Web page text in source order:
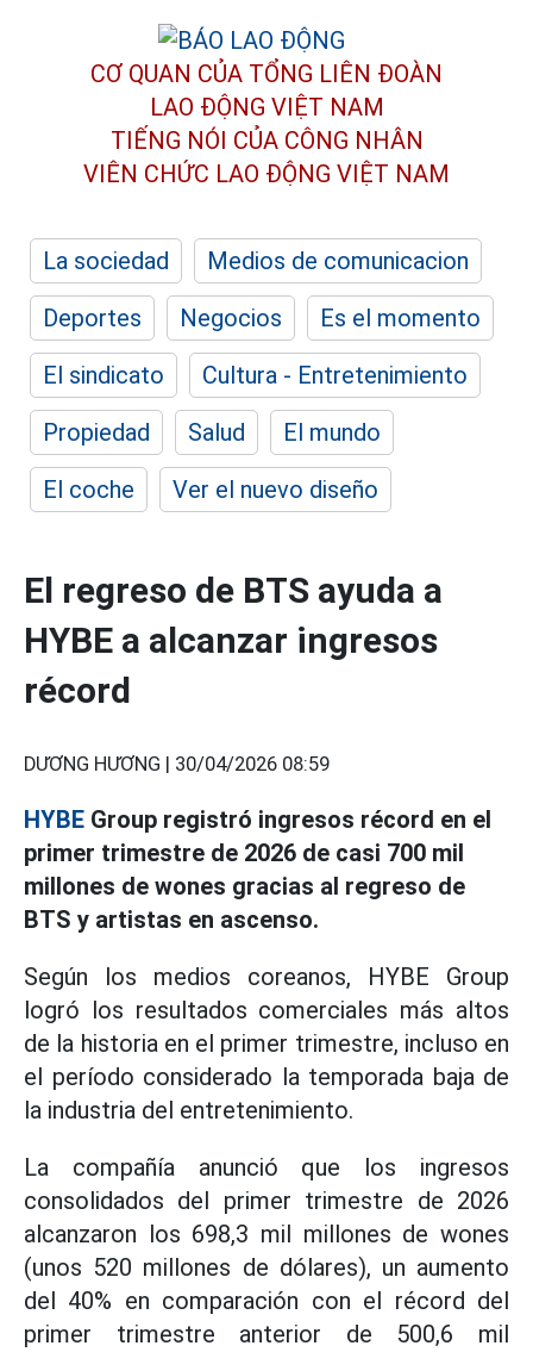
CƠ QUAN CỦA TỔNG LIÊN ĐOÀN
LAO ĐỘNG VIỆT NAM
TIẾNG NÓI CỦA CÔNG NHÂN
VIÊN CHỨC LAO ĐỘNG VIỆT NAM
La sociedad
Medios de comunicacion
Deportes
Negocios
Es el momento
El sindicato
Cultura - Entretenimiento
Propiedad
Salud
El mundo
El coche
Ver el nuevo diseño
El regreso de BTS ayuda a
HYBE a alcanzar ingresos
récord
DƯƠNG HƯƠNG | 30/04/2026 08:59
HYBE Group registró ingresos récord en el
primer trimestre de 2026 de casi 700 mil
millones de wones gracias al regreso de
BTS y artistas en ascenso.
Según los medios coreanos, HYBE Group
logró los resultados comerciales más altos
de la historia en el primer trimestre, incluso en
el período considerado la temporada baja de
la industria del entretenimiento.
La compañía anunció que los ingresos
consolidados del primer trimestre de 2026
alcanzaron los 698,3 mil millones de wones
(unos 520 millones de dólares), un aumento
del 40% en comparación con el récord del
primer trimestre anterior de 500,6 mil